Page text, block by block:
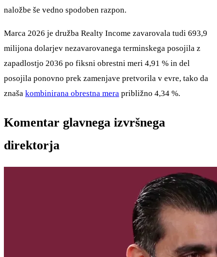
naložbe še vedno spodoben razpon.
Marca 2026 je družba Realty Income zavarovala tudi 693,9
milijona dolarjev nezavarovanega terminskega posojila z
zapadlostjo 2036 po fiksni obrestni meri 4,91 % in del
posojila ponovno prek zamenjave pretvorila v evre, tako da
znaša kombinirana obrestna mera približno 4,34 %.
Komentar glavnega izvršnega
direktorja